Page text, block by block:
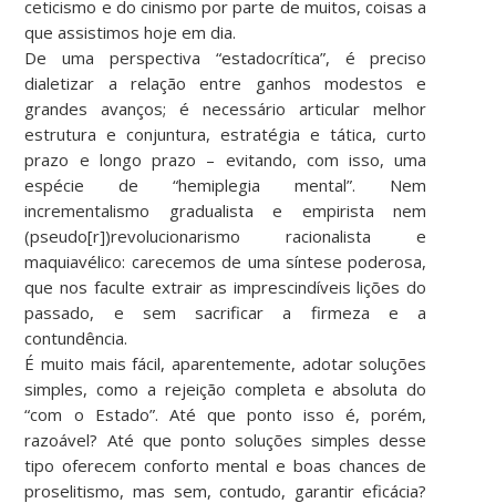
ceticismo e do cinismo por parte de muitos, coisas a
que assistimos hoje em dia.
De uma perspectiva “estadocrítica”, é preciso
dialetizar a relação entre ganhos modestos e
grandes avanços; é necessário articular melhor
estrutura e conjuntura, estratégia e tática, curto
prazo e longo prazo – evitando, com isso, uma
espécie de “hemiplegia mental”. Nem
incrementalismo gradualista e empirista nem
(pseudo[r])revolucionarismo racionalista e
maquiavélico: carecemos de uma síntese poderosa,
que nos faculte extrair as imprescindíveis lições do
passado, e sem sacrificar a firmeza e a
contundência.
É muito mais fácil, aparentemente, adotar soluções
simples, como a rejeição completa e absoluta do
“com o Estado”. Até que ponto isso é, porém,
razoável? Até que ponto soluções simples desse
tipo oferecem conforto mental e boas chances de
proselitismo, mas sem, contudo, garantir eficácia?